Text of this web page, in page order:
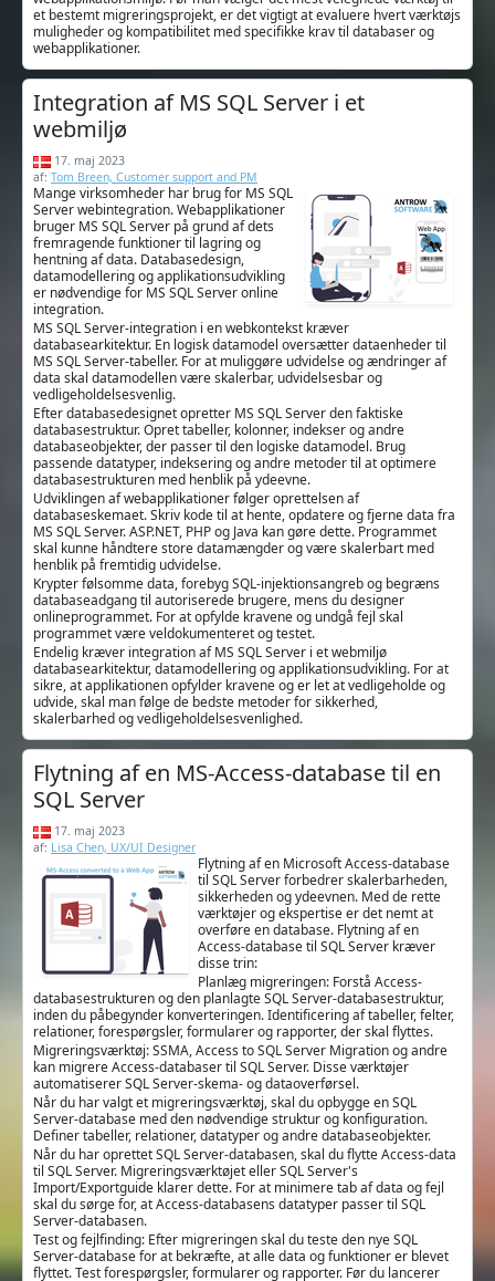
et bestemt migreringsprojekt, er det vigtigt at evaluere hvert værktøjs
muligheder og kompatibilitet med specifikke krav til databaser og
webapplikationer.
Integration af MS SQL Server i et
webmiljø
17. maj 2023
af: Tom Breen, Customer support and PM
Mange virksomheder har brug for MS SQL
Server webintegration. Webapplikationer
bruger MS SQL Server på grund af dets
fremragende funktioner til lagring og
hentning af data. Databasedesign,
datamodellering og applikationsudvikling
er nødvendige for MS SQL Server online
integration.
MS SQL Server-integration i en webkontekst kræver
databasearkitektur. En logisk datamodel oversætter dataenheder til
MS SQL Server-tabeller. For at muliggøre udvidelse og ændringer af
data skal datamodellen være skalerbar, udvidelsesbar og
vedligeholdelsesvenlig.
Efter databasedesignet opretter MS SQL Server den faktiske
databasestruktur. Opret tabeller, kolonner, indekser og andre
databaseobjekter, der passer til den logiske datamodel. Brug
passende datatyper, indeksering og andre metoder til at optimere
databasestrukturen med henblik på ydeevne.
Udviklingen af webapplikationer følger oprettelsen af
databaseskemaet. Skriv kode til at hente, opdatere og fjerne data fra
MS SQL Server. ASP.NET, PHP og Java kan gøre dette. Programmet
skal kunne håndtere store datamængder og være skalerbart med
henblik på fremtidig udvidelse.
Krypter følsomme data, forebyg SQL-injektionsangreb og begræns
databaseadgang til autoriserede brugere, mens du designer
onlineprogrammet. For at opfylde kravene og undgå fejl skal
programmet være veldokumenteret og testet.
Endelig kræver integration af MS SQL Server i et webmiljø
databasearkitektur, datamodellering og applikationsudvikling. For at
sikre, at applikationen opfylder kravene og er let at vedligeholde og
udvide, skal man følge de bedste metoder for sikkerhed,
skalerbarhed og vedligeholdelsesvenlighed.
Flytning af en MS-Access-database til en
SQL Server
17. maj 2023
af: Lisa Chen, UX/UI Designer
Flytning af en Microsoft Access-database
til SQL Server forbedrer skalerbarheden,
sikkerheden og ydeevnen. Med de rette
værktøjer og ekspertise er det nemt at
overføre en database. Flytning af en
Access-database til SQL Server kræver
disse trin:
Planlæg migreringen: Forstå Access-
databasestrukturen og den planlagte SQL Server-databasestruktur,
inden du påbegynder konverteringen. Identificering af tabeller, felter,
relationer, forespørgsler, formularer og rapporter, der skal flyttes.
Migreringsværktøj: SSMA, Access to SQL Server Migration og andre
kan migrere Access-databaser til SQL Server. Disse værktøjer
automatiserer SQL Server-skema- og dataoverførsel.
Når du har valgt et migreringsværktøj, skal du opbygge en SQL
Server-database med den nødvendige struktur og konfiguration.
Definer tabeller, relationer, datatyper og andre databaseobjekter.
Når du har oprettet SQL Server-databasen, skal du flytte Access-data
til SQL Server. Migreringsværktøjet eller SQL Server's
Import/Exportguide klarer dette. For at minimere tab af data og fejl
skal du sørge for, at Access-databasens datatyper passer til SQL
Server-databasen.
Test og fejlfinding: Efter migreringen skal du teste den nye SQL
Server-database for at bekræfte, at alle data og funktioner er blevet
flyttet. Test forespørgsler, formularer og rapporter. Før du lancerer